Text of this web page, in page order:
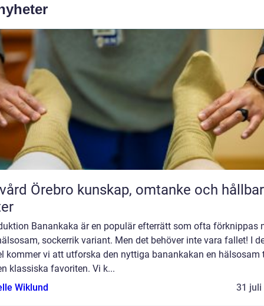
kunskap, omtanke och hållbara
Banankaka är en populär efterrätt som ofta förknippas
sockerrik variant. Men det behöver inte vara fallet! I
kommer vi att utforska den nyttiga banankakan en hälsosam
klassiska favoriten. Vi k...
Wiklund
31 juli